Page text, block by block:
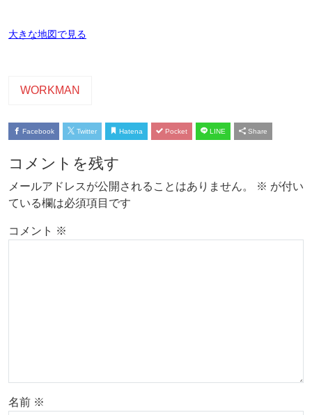
大きな地図で見る
WORKMAN
Facebook Twitter Hatena Pocket LINE Share
コメントを残す
メールアドレスが公開されることはありません。 ※ が付い
ている欄は必須項目です
コメント ※
名前 ※